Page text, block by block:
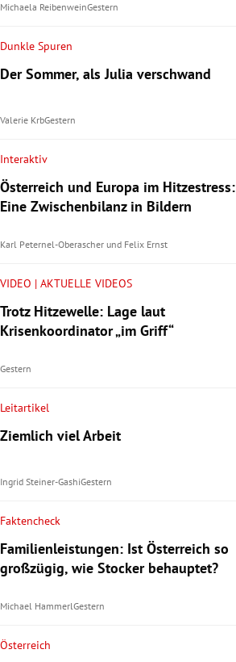
Michaela ReibenweinGestern
Dunkle Spuren
Der Sommer, als Julia verschwand
Valerie KrbGestern
Interaktiv
Österreich und Europa im Hitzestress:
Eine Zwischenbilanz in Bildern
Karl Peternel-Oberascher und Felix Ernst
VIDEO | AKTUELLE VIDEOS
Trotz Hitzewelle: Lage laut
Krisenkoordinator „im Griff“
Gestern
Leitartikel
Ziemlich viel Arbeit
Ingrid Steiner-GashiGestern
Faktencheck
Familienleistungen: Ist Österreich so
großzügig, wie Stocker behauptet?
Michael HammerlGestern
Österreich